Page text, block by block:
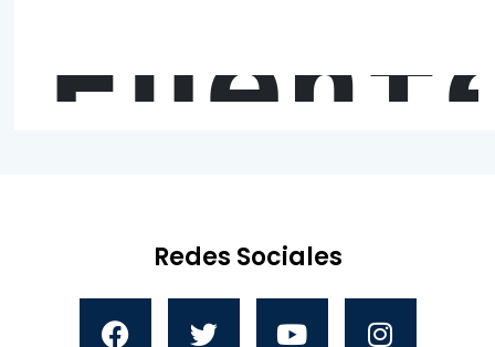
Redes Sociales